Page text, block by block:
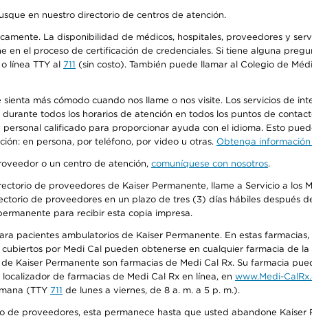
en nuestro directorio de centros de atención.
La disponibilidad de médicos, hospitales, proveedores y
en el proceso de certificación de credenciales. Si tiene alguna
línea TTY al 711 (sin costo). También puede llamar al Colegio de
más cómodo cuando nos llame o nos visite. Los servicios de
todos los horarios de atención en todos los puntos de
calificado para proporcionar ayuda con el idioma. Esto
en persona, por teléfono, por video u otras. Obtenga
o un centro de atención, comuníquese con nosotros.
de proveedores de Kaiser Permanente, llame a Servicio a los
de proveedores en un plazo de tres (3) días hábiles después
para recibir esta copia impresa.
pacientes ambulatorios de Kaiser Permanente. En estas
por Medi Cal pueden obtenerse en cualquier farmacia de
Kaiser Permanente son farmacias de Medi Cal Rx. Su farmacia
de farmacias de Medi Cal Rx en línea, en www.Medi-
(TTY 711 de lunes a viernes, de 8 a. m. a 5 p. m.).
de proveedores, esta permanece hasta que usted abandone